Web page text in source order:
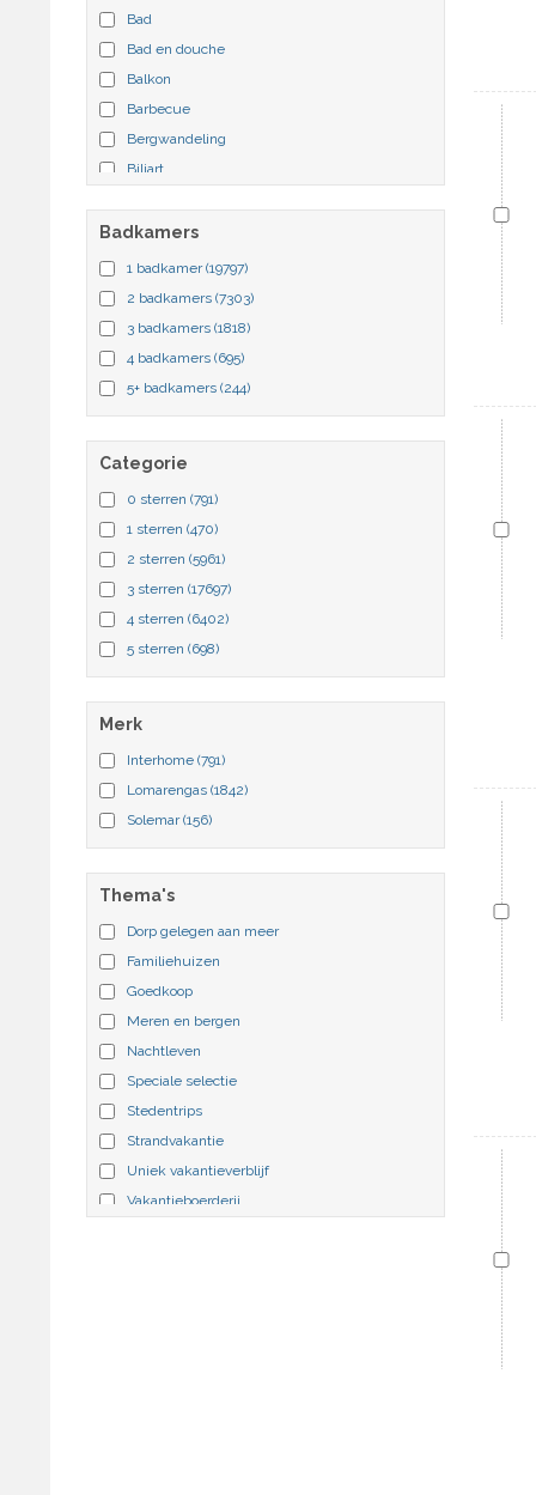
Bad
Bad en douche
Balkon
Barbecue
Bergwandeling
Biljart
Diepvries
Fitness
Golf
Halfpension (ontbijt & diner)
Huisdieren toegestaan
Ijsbaan
Internet
Internet (dsl)
Internet (isdn)
Kinderspeelplaats
Kinderzwembad
Langlaufen
Lift
Magnetron
Mountainbike
Prive zwembad
Badkamers
1 badkamer(19797)
2 badkamers (7303)
3 badkamers (1818)
4 badkamers (695)
5+ badkamers (244)
Categorie
0 sterren (791)
1 sterren (470)
2 sterren (5961)
3 sterren (17697)
4 sterren (6402)
5 sterren (698)
Merk
Interhome (791)
Lomarengas (1842)
Solemar(156)
Thema's
Dorp gelegen aan meer
Familiehuizen
Goedkoop
Meren en bergen
Nachtleven
Speciale selectie
Stedentrips
Strandvakantie
Uniek vakantieverblijf
Vakantieboerderij